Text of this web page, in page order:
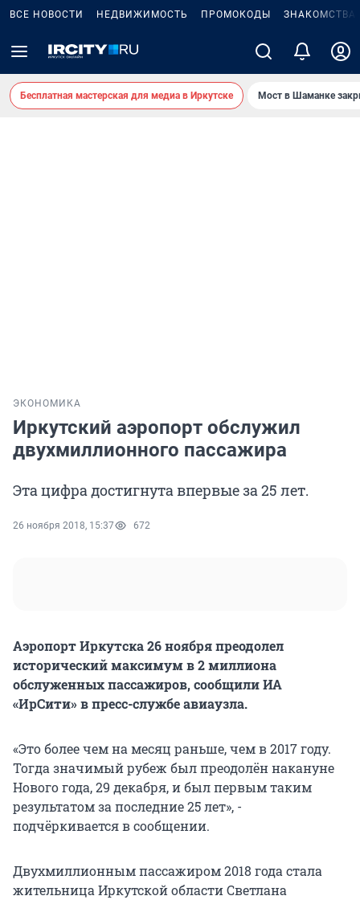
ВСЕ НОВОСТИ НЕДВИЖИМОСТЬ ПРОМОКОДЫ ЗНАКОМСТВА
Бесплатная мастерская для медиа в Иркутске Мост в Шаманке
ЭКОНОМИКА
Иркутский аэропорт обслужил
двухмиллионного пассажира
Эта цифра достигнута впервые за 25 лет.
26 ноября 2018, 15:37 672
Аэропорт Иркутска 26 ноября преодолел
исторический максимум в 2 миллиона
обслуженных пассажиров, сообщили ИА
«ИрСити» в пресс-службе авиаузла.
«Это более чем на месяц раньше, чем в 2017 году.
Тогда значимый рубеж был преодолён накануне
Нового года, 29 декабря, и был первым таким
результатом за последние 25 лет», -
подчёркивается в сообщении.
Двухмиллионным пассажиром 2018 года стала
жительница Иркутской области Светлана